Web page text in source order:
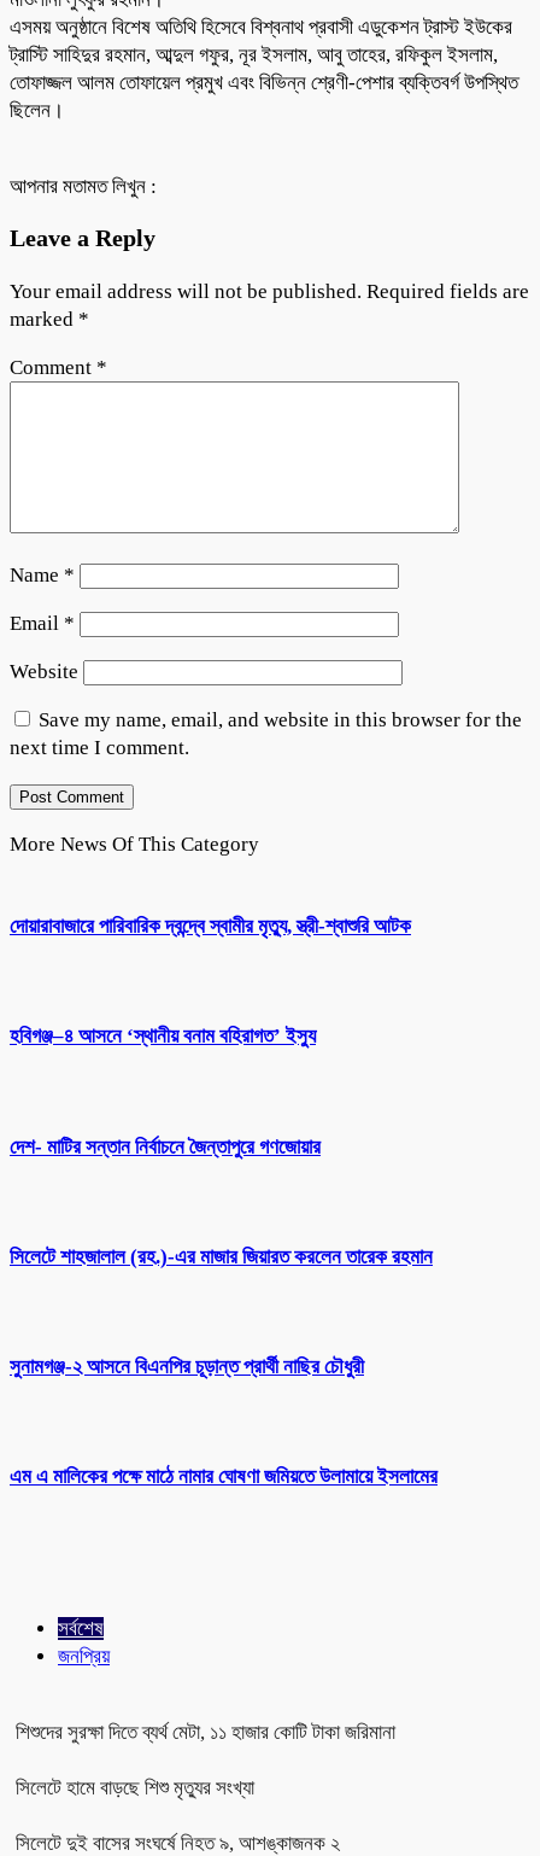
এসময় অনুষ্ঠানে বিশেষ অতিথি হিসেবে বিশ্বনাথ প্রবাসী এডুকেশন ট্রাস্ট ইউকের
ট্রাস্টি সাহিদুর রহমান, আব্দুল গফুর, নূর ইসলাম, আবু তাহের, রফিকুল ইসলাম,
তোফাজ্জল আলম তোফায়েল প্রমুখ এবং বিভিন্ন শ্রেণী-পেশার ব্যক্তিবর্গ উপস্থিত
ছিলেন।
আপনার মতামত লিখুন :
Leave a Reply
Your email address will not be published. Required fields are
marked *
Comment *
Name *
Email *
Website
Save my name, email, and website in this browser for the
next time I comment.
More News Of This Category
দোয়ারাবাজারে পারিবারিক দ্বন্দ্বে স্বামীর মৃত্যু, স্ত্রী-শ্বাশুরি আটক
হবিগঞ্জ–৪ আসনে ‘স্থানীয় বনাম বহিরাগত’ ইস্যু
দেশ- মাটির সন্তান নির্বাচনে জৈন্তাপুরে গণজোয়ার
সিলেটে শাহজালাল (রহ.)-এর মাজার জিয়ারত করলেন তারেক রহমান
সুনামগঞ্জ-২ আসনে বিএনপির চূড়ান্ত প্রার্থী নাছির চৌধুরী
এম এ মালিকের পক্ষে মাঠে নামার ঘোষণা জমিয়তে উলামায়ে ইসলামের
সর্বশেষ
জনপ্রিয়
শিশুদের সুরক্ষা দিতে ব্যর্থ মেটা, ১১ হাজার কোটি টাকা জরিমানা
সিলেটে হামে বাড়ছে শিশু মৃত্যুর সংখ্যা
সিলেটে দুই বাসের সংঘর্ষে নিহত ৯, আশঙ্কাজনক ২